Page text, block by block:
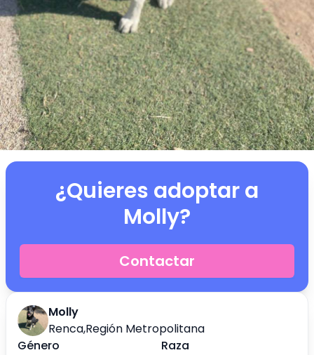
Molly
Renca,Región Metropolitana
Género
Raza
¿Quieres adoptar a
Molly?
Contactar